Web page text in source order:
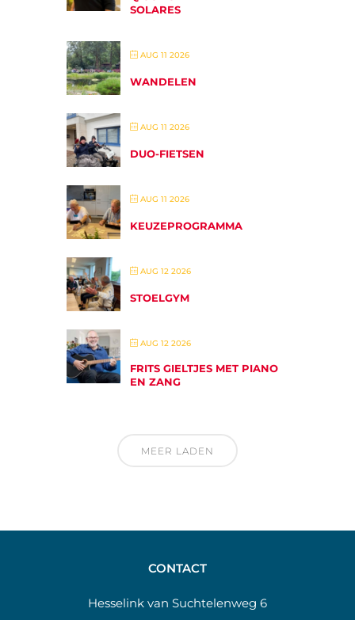
SOLARES
AUG 11 2026
WANDELEN
AUG 11 2026
DUO-FIETSEN
AUG 11 2026
KEUZEPROGRAMMA
AUG 12 2026
STOELGYM
AUG 12 2026
FRITS GIELTJES MET PIANO
EN ZANG
MEER LADEN
CONTACT
Hesselink van Suchtelenweg 6